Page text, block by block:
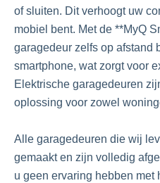
of sluiten. Dit verhoogt uw
mobiel bent. Met de **MyQ
garagedeur zelfs op afstand
smartphone, wat zorgt voor
Elektrische garagedeuren
oplossing voor zowel
Alle garagedeuren die wij
gemaakt en zijn volledig
u geen ervaring hebben met